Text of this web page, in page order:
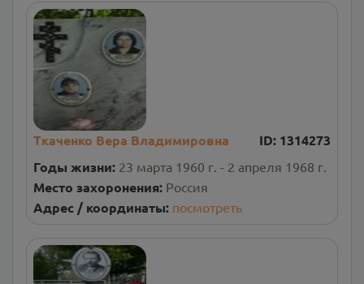
Ткаченко Вера Владимировна ID: 1314273
Годы жизни: 23 марта 1960 г. - 2 апреля 1968 г.
Место захоронения: Россия
Адрес / координаты: посмотреть